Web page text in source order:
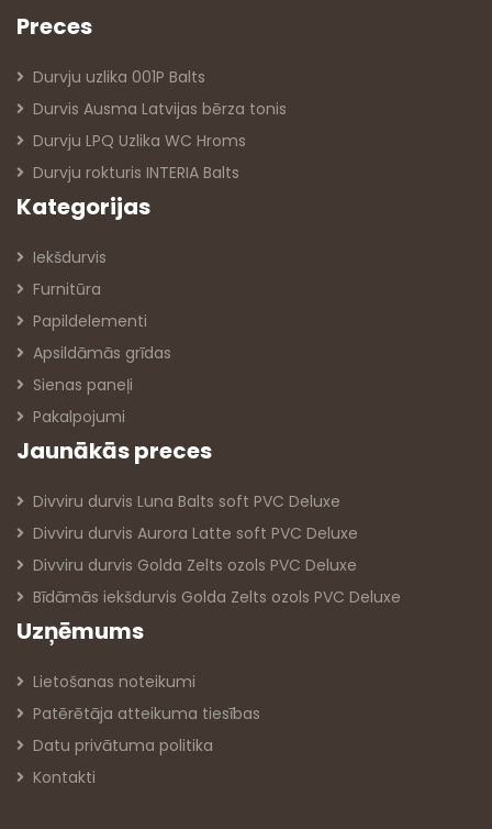
Preces
Durvju uzlika 001P Balts
Durvis Ausma Latvijas bērza tonis
Durvju LPQ Uzlika WC Hroms
Durvju rokturis INTERIA Balts
Kategorijas
Iekšdurvis
Furnitūra
Papildelementi
Apsildāmās grīdas
Sienas paneļi
Pakalpojumi
Jaunākās preces
Divviru durvis Luna Balts soft PVC Deluxe
Divviru durvis Aurora Latte soft PVC Deluxe
Divviru durvis Golda Zelts ozols PVC Deluxe
Bīdāmās iekšdurvis Golda Zelts ozols PVC Deluxe
Uzņēmums
Lietošanas noteikumi
Patērētāja atteikuma tiesības
Datu privātuma politika
Kontakti